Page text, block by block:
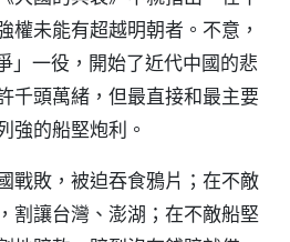
權未能有超越明朝者。不意，
一役，開始了近代中國的悲
千頭萬緒，但最直接和最主要
強的船堅炮利。
戰敗，被迫吞食鴉片；在不敵
割讓台灣、澎湖；在不敵船堅